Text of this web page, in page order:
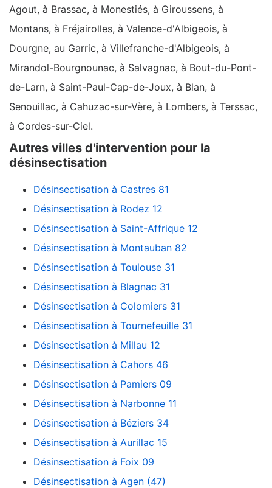
Agout, à Brassac, à Monestiés, à Giroussens, à
Montans, à Fréjairolles, à Valence-d'Albigeois, à
Dourgne, au Garric, à Villefranche-d'Albigeois, à
Mirandol-Bourgnounac, à Salvagnac, à Bout-du-Pont-
de-Larn, à Saint-Paul-Cap-de-Joux, à Blan, à
Senouillac, à Cahuzac-sur-Vère, à Lombers, à Terssac,
à Cordes-sur-Ciel.
Autres villes d'intervention pour la
désinsectisation
Désinsectisation à Castres 81
Désinsectisation à Rodez 12
Désinsectisation à Saint-Affrique 12
Désinsectisation à Montauban 82
Désinsectisation à Toulouse 31
Désinsectisation à Blagnac 31
Désinsectisation à Colomiers 31
Désinsectisation à Tournefeuille 31
Désinsectisation à Millau 12
Désinsectisation à Cahors 46
Désinsectisation à Pamiers 09
Désinsectisation à Narbonne 11
Désinsectisation à Béziers 34
Désinsectisation à Aurillac 15
Désinsectisation à Foix 09
Désinsectisation à Agen (47)